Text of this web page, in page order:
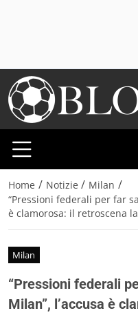
Home / Notizie / Milan /
“Pressioni federali per far
è clamorosa: il retroscena
Milan
“Pressioni federali
Milan”, l’accusa è